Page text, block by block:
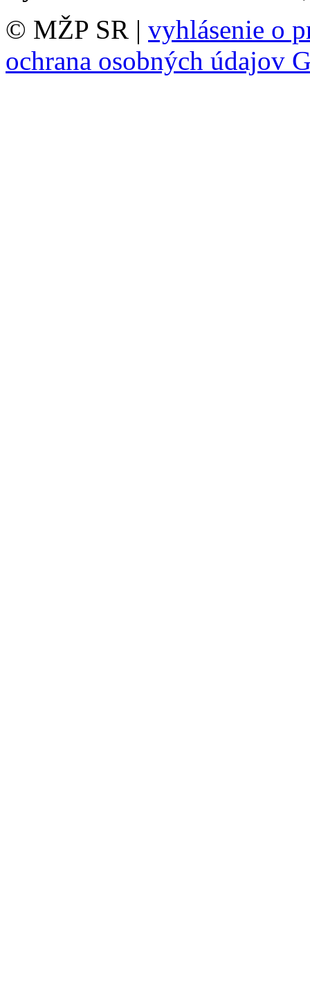
© MŽP SR | vyhlásenie o
ochrana osobných údajov